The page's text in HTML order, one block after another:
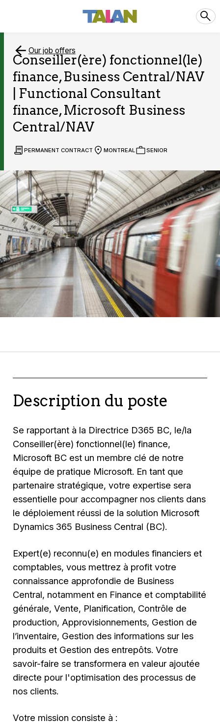
Our job offers
Conseiller(ère) fonctionnel(le)
finance, Business Central/NAV
| Functional Consultant
finance, Microsoft Business
Central/NAV
PERMANENT CONTRACT MONTREAL SENIOR
Description du poste
Se rapportant à la Directrice D365 BC, le/la
Conseiller(ère) fonctionnel(le) finance,
Microsoft BC est un membre clé de notre
équipe de pratique Microsoft. En tant que
partenaire stratégique, votre expertise sera
essentielle pour accompagner nos clients dans
le déploiement réussi de la solution Microsoft
Dynamics 365 Business Central (BC).
Expert(e) reconnu(e) en modules financiers et
comptables, vous mettrez à profit votre
connaissance approfondie de Business
Central, notamment en Finance et comptabilité
générale, Vente, Planification, Contrôle de
production, Approvisionnements, Gestion de
l’inventaire, Gestion des informations sur les
produits et Gestion des entrepôts. Votre
savoir-faire se transformera en valeur ajoutée
directe pour l'optimisation des processus de
nos clients.
Votre mission consiste à :